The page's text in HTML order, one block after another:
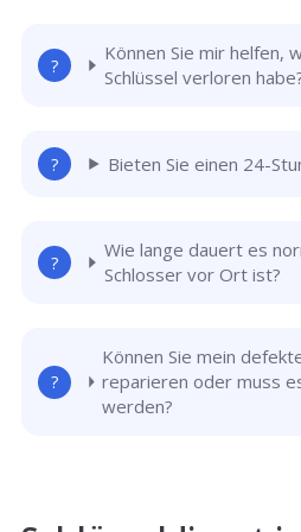
Können Sie mir helfen,
Schlüssel verloren
Bieten Sie einen 24-
Wie lange dauert es
Schlosser vor Ort ist?
Können Sie mein
reparieren oder muss
werden?